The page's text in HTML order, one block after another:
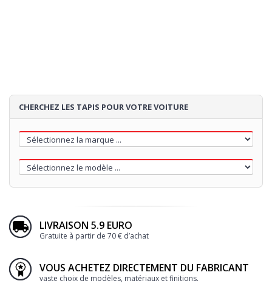
70€
Loading...
CHERCHEZ LES TAPIS POUR VOTRE VOITURE
LIVRAISON 5.9 EURO
Gratuite à partir de 70 € d’achat
VOUS ACHETEZ DIRECTEMENT DU FABRICANT
vaste choix de modèles, matériaux et finitions.